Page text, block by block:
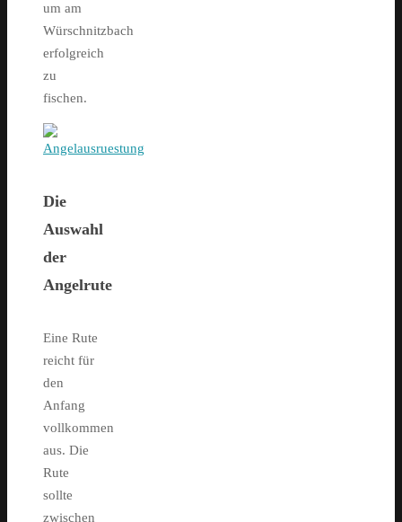
um am
Würschnitzbach
erfolgreich
zu
fischen.
Die
Auswahl
der
Angelrute
Eine Rute
reicht für
den
Anfang
vollkommen
aus. Die
Rute
sollte
zwischen